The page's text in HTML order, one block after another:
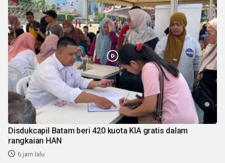
Disdukcapil Batam beri 420 kuota KIA gratis dalam
rangkaian HAN
6 jam lalu